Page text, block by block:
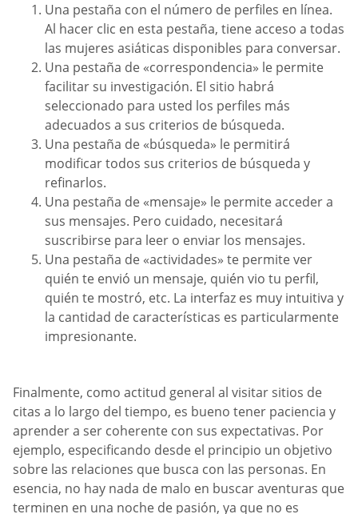
Una pestaña con el número de perfiles en línea.
Al hacer clic en esta pestaña, tiene acceso a todas
las mujeres asiáticas disponibles para conversar.
Una pestaña de «correspondencia» le permite
facilitar su investigación. El sitio habrá
seleccionado para usted los perfiles más
adecuados a sus criterios de búsqueda.
Una pestaña de «búsqueda» le permitirá
modificar todos sus criterios de búsqueda y
refinarlos.
Una pestaña de «mensaje» le permite acceder a
sus mensajes. Pero cuidado, necesitará
suscribirse para leer o enviar los mensajes.
Una pestaña de «actividades» te permite ver
quién te envió un mensaje, quién vio tu perfil,
quién te mostró, etc. La interfaz es muy intuitiva y
la cantidad de características es particularmente
impresionante.
Finalmente, como actitud general al visitar sitios de
citas a lo largo del tiempo, es bueno tener paciencia y
aprender a ser coherente con sus expectativas. Por
ejemplo, especificando desde el principio un objetivo
sobre las relaciones que busca con las personas. En
esencia, no hay nada de malo en buscar aventuras que
terminen en una noche de pasión, ya que no es